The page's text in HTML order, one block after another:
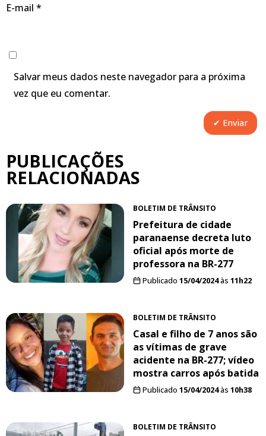
E-mail *
Salvar meus dados neste navegador para a próxima
vez que eu comentar.
PUBLICAÇÕES
RELACIONADAS
BOLETIM DE TRÂNSITO
Prefeitura de cidade
paranaense decreta luto
oficial após morte de
professora na BR-277
Publicado 15/04/2024às 11h22
BOLETIM DE TRÂNSITO
Casal e filho de 7 anos são
as vítimas de grave
acidente na BR-277; vídeo
mostra carros após batida
Publicado 15/04/2024às 10h38
BOLETIM DE TRÂNSITO